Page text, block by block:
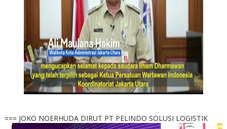
=== JOKO NOERHUDA DIRUT PT PELINDO SOLUSI LOGISTIK